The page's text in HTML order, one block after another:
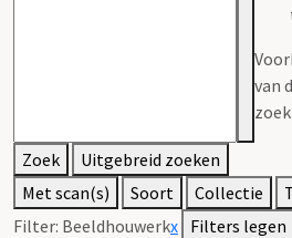
van
Zoek
Uitgebreid zoeken
Met scan(s)
Soort Collectie
Filter: Beeldhouwerkx Filters legen